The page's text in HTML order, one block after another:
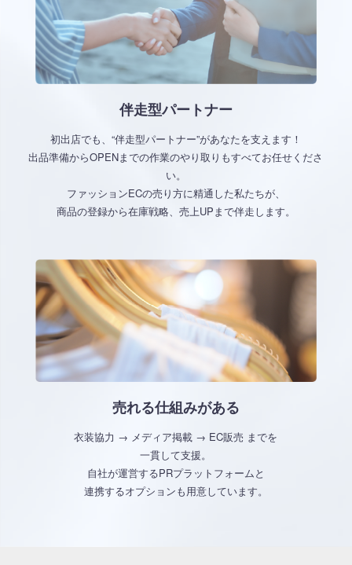
伴走型パートナー
初出店でも、“伴走型パートナー”があなたを支えます！
出品準備からOPENまでの作業のやり取りもすべてお任せくださ
い。
ファッションECの売り方に精通した私たちが、
商品の登録から在庫戦略、売上UPまで伴走します。
売れる仕組みがある
衣装協力 → メディア掲載 → EC販売 までを
一貫して支援。
自社が運営するPRプラットフォームと
連携するオプションも用意しています。